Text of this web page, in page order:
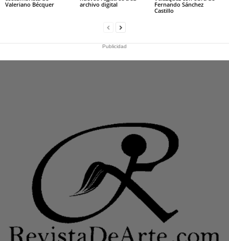
Valeriano Bécquer
archivo digital
Fernando Sánchez
Castillo
Publicidad